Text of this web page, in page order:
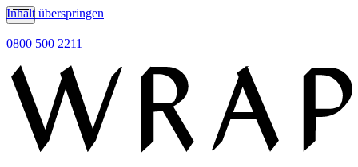
Inhalt überspringen
0800 500 2211